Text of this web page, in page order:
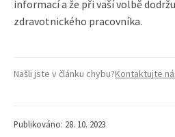
informací a že při vaší volbě
zdravotnického pracovníka.
Našli jste v článku chybu?Kontaktujte
Publikováno: 28. 10. 2023